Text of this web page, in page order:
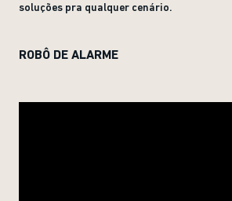
soluções pra qualquer cenário.
ROBÔ DE ALARME